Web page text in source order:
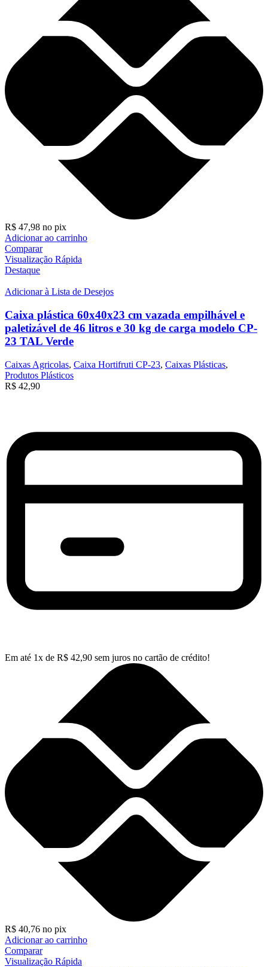
R$ 47,98 no pix
Adicionar ao carrinho
Comparar
Visualização Rápida
Destaque
Adicionar à Lista de Desejos
Caixa plástica 60x40x23 cm vazada empilhável e
paletizável de 46 litros e 30 kg de carga modelo CP-
23 TAL Verde
Caixas Agricolas, Caixa Hortifruti CP-23, Caixas Plásticas,
Produtos Plásticos
R$ 42,90
Em até 1x de R$ 42,90 sem juros no cartão de crédito!
R$ 40,76 no pix
Adicionar ao carrinho
Comparar
Visualização Rápida